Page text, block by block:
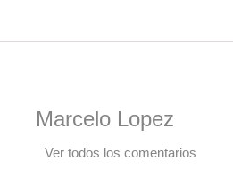
Marcelo Lopez
Ver todos los comentarios